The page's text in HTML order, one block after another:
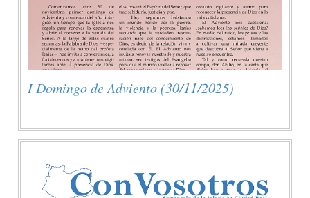
I Domingo de Adviento (30/11/2025)